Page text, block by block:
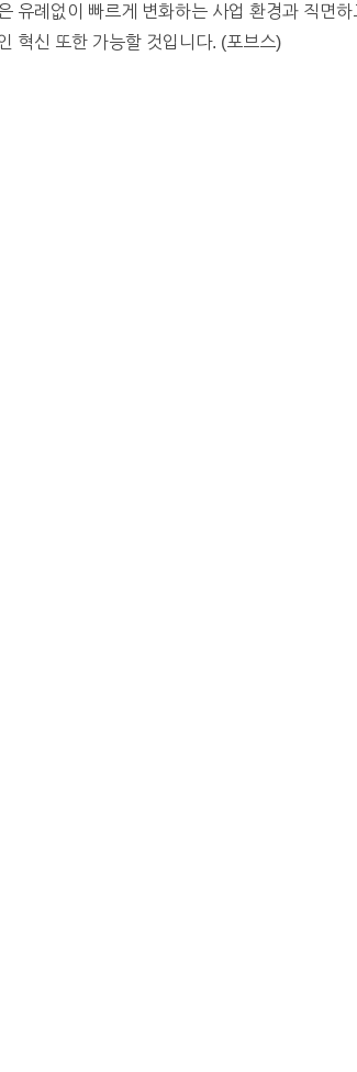
유례없이 빠르게 변화하는 사업 환경과 직면
혁신 또한 가능할 것입니다. (포브스)